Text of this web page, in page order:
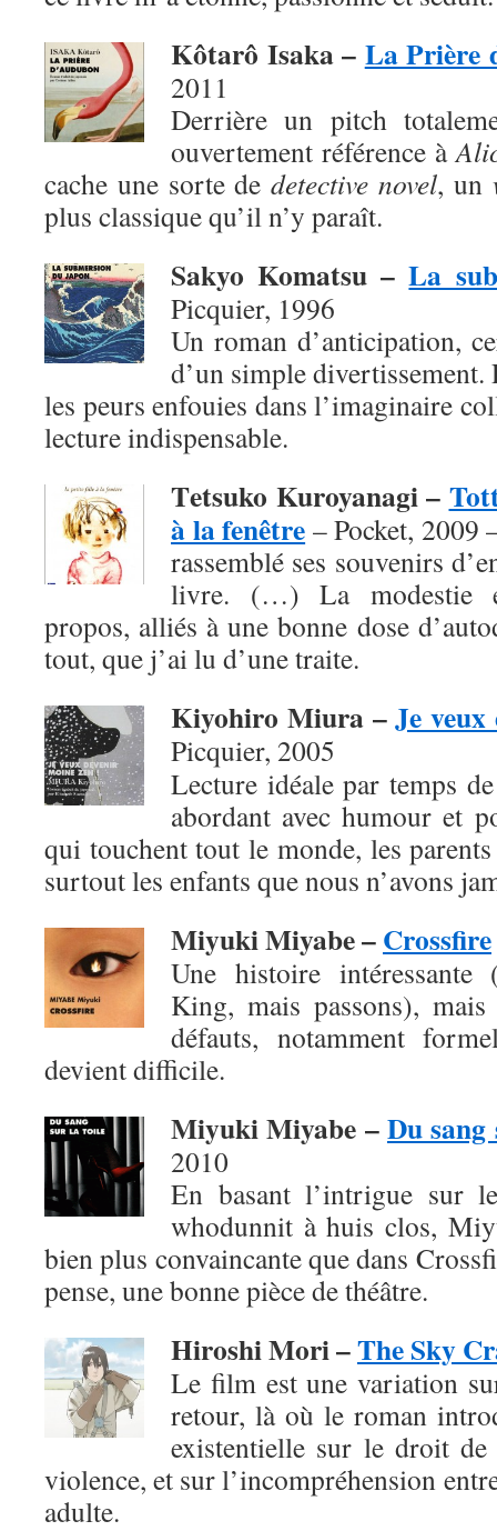
Kôtarô Isaka – La Prière
2011
Derrière un pitch
ouvertement référence à
cache une sorte dedetective novel, un
plus classique qu’il n’y paraît.
Sakyo Komatsu –La
Picquier, 1996
Un roman d’anticipation,
d’un simple
les peurs enfouies dans l’imaginaire
lecture indispensable.
Tetsuko Kuroyanagi –
à la fenêtre – Pocket, 2009
rassemblé ses souvenirs
livre. (…) La modestie
propos, alliés à une bonne dose
tout, que j’ai lu d’une traite.
Kiyohiro Miura –Je
Picquier, 2005
Lecture idéale par temps
abordant avec humour et
qui touchent tout le monde, les
surtout les enfants que nous n’avons
Miyuki Miyabe –Crossfire
Une histoire intéressante
King, mais passons),
défauts, notamment
devient difficile.
Miyuki Miyabe –Du
2010
En basant l’intrigue sur
whodunnit à huis clos,
bien plus convaincante que dans
pense, une bonne pièce de théâtre.
Hiroshi Mori –The Sky
Le film est une variation
retour, là où le roman
existentielle sur le droit
violence, et sur l’incompréhension
adulte.